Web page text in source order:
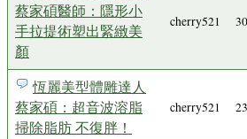
蔡家碩醫師：隱形小
手拉提術塑出緊緻美
顏
cherry521
恆麗美型體雕達人
蔡家碩：超音波溶脂
掃除脂肪 不復胖！
cherry521